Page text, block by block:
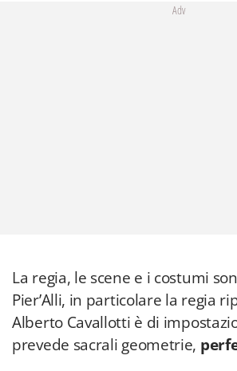
Adv
La regia, le scene e i costumi
Pier’Alli, in particolare la regia
Alberto Cavallotti è di
prevede sacrali geometrie,